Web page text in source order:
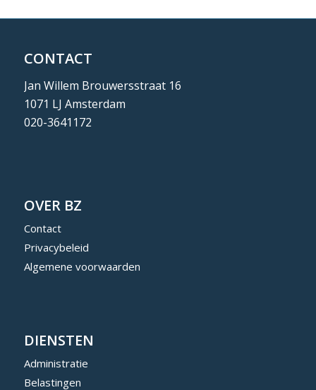
CONTACT
Jan Willem Brouwersstraat 16
1071 LJ Amsterdam
020-3641172
OVER BZ
Contact
Privacybeleid
Algemene voorwaarden
DIENSTEN
Administratie
Belastingen